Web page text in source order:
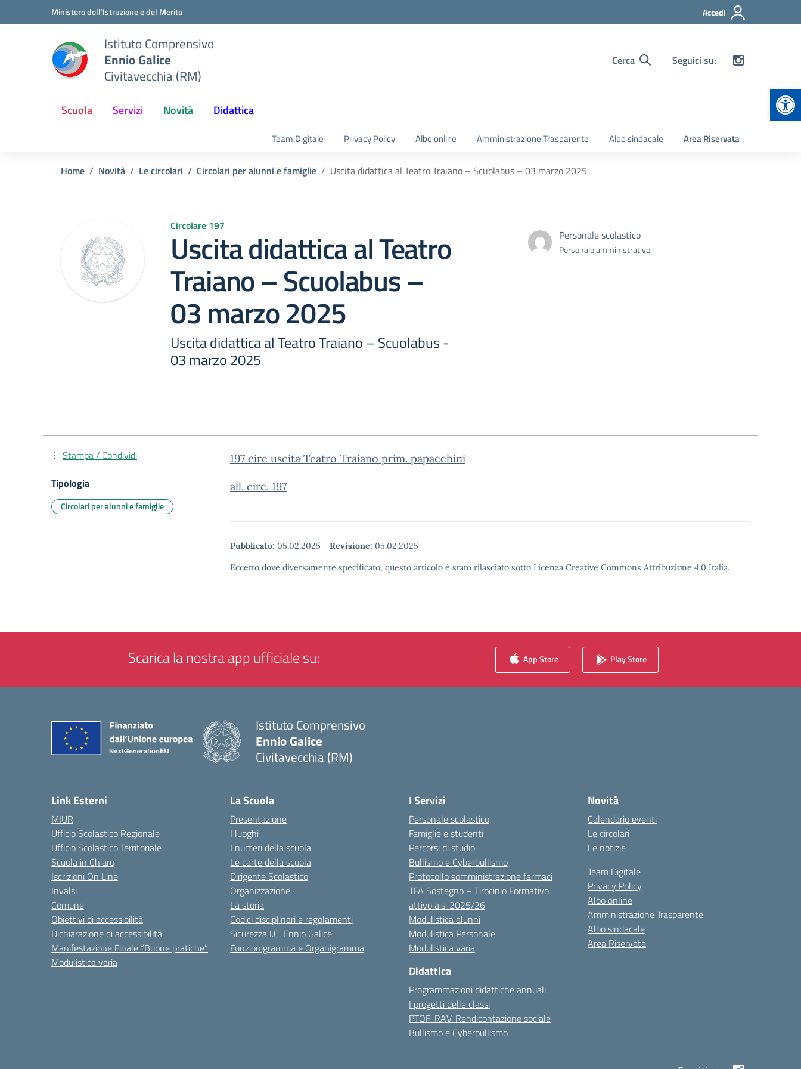
Vai ai contenuti
Vai al menu di navigazioneMinistero dell'Istruzione e del Merito Accedi
Istituto Comprensivo
Ennio Galice
Civitavecchia (RM)
Cerca Seguici su:
Scuola Servizi Novità Didattica
Team Digitale Privacy Policy Albo online Amministrazione Trasparente Albo sindacale Area Riservata
Home Novità Le circolari Circolari per alunni e famiglie Uscita didattica al Teatro Traiano – Scuolabus – 03 marzo 2025
Circolare 197
Uscita didattica al Teatro
Traiano – Scuolabus –
03 marzo 2025
Uscita didattica al Teatro Traiano – Scuolabus -
03 marzo 2025
Personale scolastico
Personale amministrativo
197 circ uscita Teatro Traiano prim. papacchini
all. circ. 197
Pubblicato: 05.02.2025 - Revisione: 05.02.2025
Eccetto dove diversamente specificato, questo articolo è stato rilasciato sotto Licenza Creative Commons Attribuzione 4.0 Italia.
Stampa / Condividi
Tipologia
Circolari per alunni e famiglie
Scarica la nostra app ufficiale su: App Store Play Store
Istituto Comprensivo
Ennio Galice
Civitavecchia (RM)
Link Esterni
MIUR
Ufficio Scolastico Regionale
Ufficio Scolastico Territoriale
Scuola in Chiaro
Iscrizioni On Line
Invalsi
Comune
Obiettivi di accessibilità
Dichiarazione di accessibilità
Manifestazione Finale “Buone pratiche”
Modulistica varia
La Scuola
Presentazione
I luoghi
I numeri della scuola
Le carte della scuola
Dirigente Scolastico
Organizzazione
La storia
Codici disciplinari e regolamenti
Sicurezza I.C. Ennio Galice
Funzionigramma e Organigramma
I Servizi
Personale scolastico
Famiglie e studenti
Percorsi di studio
Bullismo e Cyberbullismo
Protocollo somministrazione farmaci
TFA Sostegno – Tirocinio Formativo
attivo a.s. 2025/26
Modulistica alunni
Modulistica Personale
Modulistica varia
Didattica
Programmazioni didattiche annuali
I progetti delle classi
PTOF-RAV-Rendicontazione sociale
Bullismo e Cyberbullismo
Novità
Calendario eventi
Le circolari
Le notizie
Team Digitale
Privacy Policy
Albo online
Amministrazione Trasparente
Albo sindacale
Area Riservata